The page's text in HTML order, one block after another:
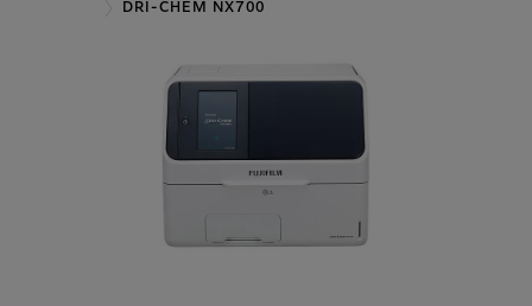
DRI-CHEM NX700